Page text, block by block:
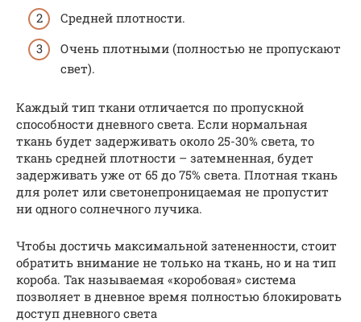
Средней плотности.
Очень плотными (полностью не пропускают
свет).
Каждый тип ткани отличается по пропускной
способности дневного света. Если нормальная
ткань будет задерживать около 25-30% света, то
ткань средней плотности – затемненная, будет
задерживать уже от 65 до 75% света. Плотная ткань
для ролет или светонепроницаемая не пропустит
ни одного солнечного лучика.
Чтобы достичь максимальной затененности, стоит
обратить внимание не только на ткань, но и на тип
короба. Так называемая «коробовая» система
позволяет в дневное время полностью блокировать
доступ дневного света